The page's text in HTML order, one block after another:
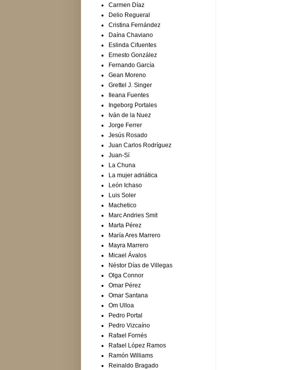
Carmen Díaz
Delio Regueral
Cristina Fernández
Daína Chaviano
Eslinda Cifuentes
Ernesto González
Fernando García
Gean Moreno
Grettel J. Singer
Ileana Fuentes
Ingeborg Portales
Iván de la Nuez
Jorge Ferrer
Jesús Rosado
Juan Carlos Rodríguez
Juan-Sí
La Chuna
La mujer adriática
León Ichaso
Luis Soler
Machetico
Marc Andries Smit
Marta Pérez
María Ares Marrero
Mayra Marrero
Micael Ávalos
Néstor Días de Villegas
Olga Connor
Omar Pérez
Omar Santana
Om Ulloa
Pedro Portal
Pedro Vizcaíno
Rafael Fornés
Rafael López Ramos
Ramón Williams
Reinaldo Bragado